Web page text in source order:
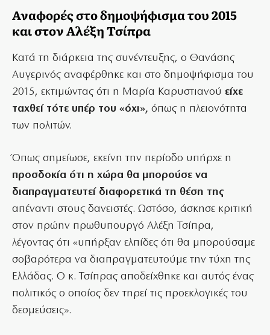
Αναφορές στο δημοψήφισμα του 2015
και στον Αλέξη Τσίπρα
Κατά τη διάρκεια της συνέντευξης, ο Θανάσης
Αυγερινός αναφέρθηκε και στο δημοψήφισμα του
2015, εκτιμώντας ότι η Μαρία Καρυστιανού είχε
ταχθεί τότε υπέρ του «όχι», όπως η πλειονότητα
των πολιτών.
Όπως σημείωσε, εκείνη την περίοδο υπήρχε η
προσδοκία ότι η χώρα θα μπορούσε να
διαπραγματευτεί διαφορετικά τη θέση της
απέναντι στους δανειστές. Ωστόσο, άσκησε κριτική
στον πρώην πρωθυπουργό Αλέξη Τσίπρα,
λέγοντας ότι «υπήρξαν ελπίδες ότι θα μπορούσαμε
σοβαρότερα να διαπραγματευτούμε την τύχη της
Ελλάδας. Ο κ. Τσίπρας αποδείχθηκε και αυτός ένας
πολιτικός ο οποίος δεν τηρεί τις προεκλογικές του
δεσμεύσεις».